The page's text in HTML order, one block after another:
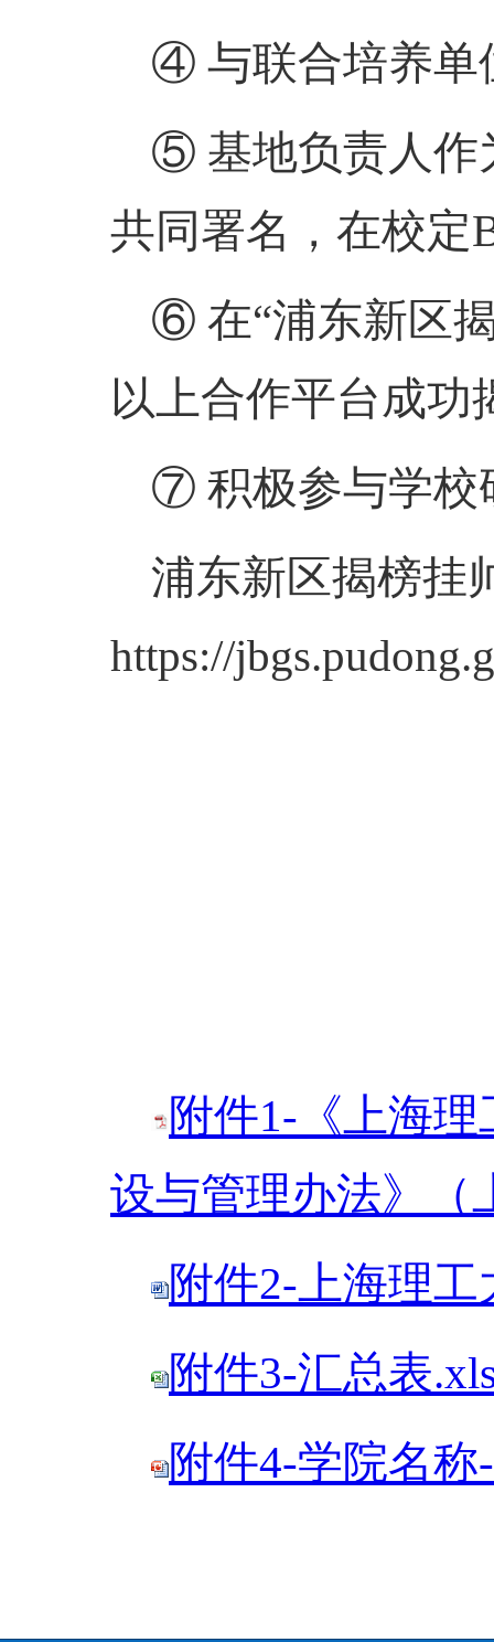
④ 与联合培养单
⑤ 基地负责人作
共同署名，在校定
⑥ 在“浦东新区
以上合作平台成功
⑦ 积极参与学校
浦东新区揭榜挂
https://
附件1-《上海
设与管理办法》（
附件2-上海理
附件3-汇总表
附件4-学院名